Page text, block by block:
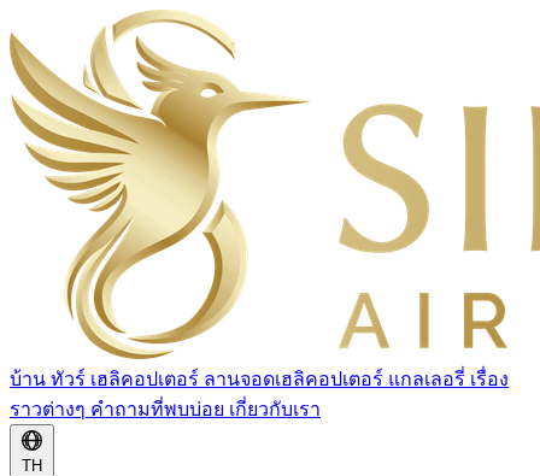
บ้าน ทัวร์ เฮลิคอปเตอร์ ลานจอดเฮลิคอปเตอร์ แกลเลอรี่ เรื่อง
ราวต่างๆ คำถามที่พบบ่อย เกี่ยวกับเรา
TH